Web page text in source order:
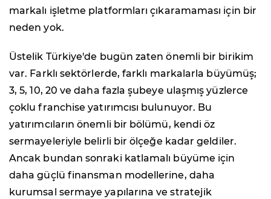
markalı işletme platformları çıkaramaması için bir
neden yok.
Üstelik Türkiye'de bugün zaten önemli bir birikim
var. Farklı sektörlerde, farklı markalarla büyümüş;
3, 5, 10, 20 ve daha fazla şubeye ulaşmış yüzlerce
çoklu franchise yatırımcısı bulunuyor. Bu
yatırımcıların önemli bir bölümü, kendi öz
sermayeleriyle belirli bir ölçeğe kadar geldiler.
Ancak bundan sonraki katlamalı büyüme için
daha güçlü finansman modellerine, daha
kurumsal sermaye yapılarına ve stratejik